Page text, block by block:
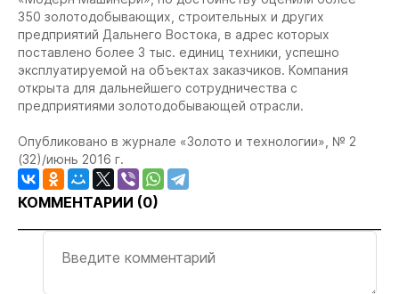
350 золотодобывающих, строительных и других
предприятий Дальнего Востока, в адрес которых
поставлено более 3 тыс. единиц техники, успешно
эксплуатируемой на объектах заказчиков. Компания
открыта для дальнейшего сотрудничества с
предприятиями золотодобывающей отрасли.
Опубликовано в журнале «Золото и технологии», № 2
(32)/июнь 2016 г.
КОММЕНТАРИИ (0)